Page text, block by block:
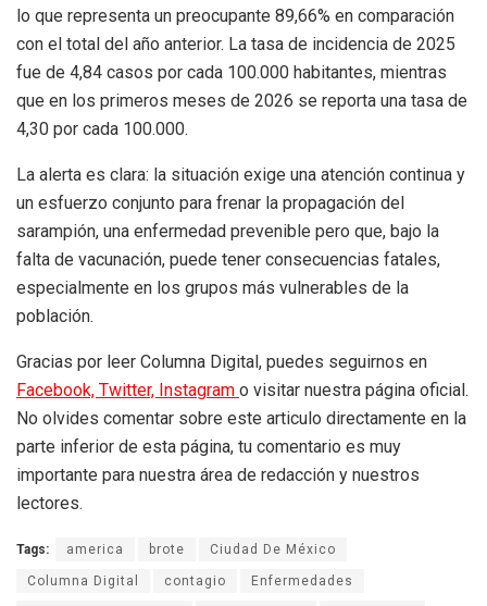
lo que representa un preocupante 89,66% en comparación
con el total del año anterior. La tasa de incidencia de 2025
fue de 4,84 casos por cada 100.000 habitantes, mientras
que en los primeros meses de 2026 se reporta una tasa de
4,30 por cada 100.000.
La alerta es clara: la situación exige una atención continua y
un esfuerzo conjunto para frenar la propagación del
sarampión, una enfermedad prevenible pero que, bajo la
falta de vacunación, puede tener consecuencias fatales,
especialmente en los grupos más vulnerables de la
población.
Gracias por leer Columna Digital, puedes seguirnos en
Facebook, Twitter, Instagram o visitar nuestra página oficial.
No olvides comentar sobre este articulo directamente en la
parte inferior de esta página, tu comentario es muy
importante para nuestra área de redacción y nuestros
lectores.
Tags: america brote Ciudad De México
Columna Digital contagio Enfermedades